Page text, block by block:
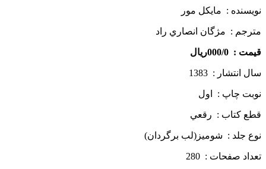
نويسنده : مايكل مور
مترجم : مژگان انصاري راد
قيمت : 000/0ريال
سال انتشار : 1383
نوبت چاپ : اول
قطع كتاب : رقعي
نوع جلد : شوميز(لب برگردان)
تعداد صفحات : 280